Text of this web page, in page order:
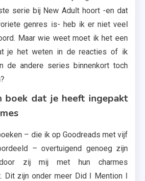
serie bij New Adult hoort -en dat
genres is- heb ik er niet veel
Maar wie weet moet ik het een
je het weten in de reacties of ik
de andere series binnenkort toch
boek dat je heeft ingepakt
– die ik op Goodreads met vijf
– overtuigend genoeg zijn
zij mij met hun charmes
Dit zijn onder meer Did I Mention I